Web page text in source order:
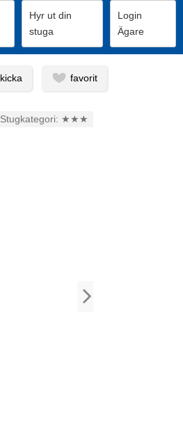
Hyr ut din
stuga
Login
Ägare
Stugkategori: ★★★